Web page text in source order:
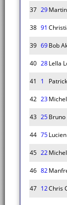
37 29
38 91
39 69Bob
40 28Lella
41 1
42 23
43 25
44 75
45 22
46 82
47 12Chris